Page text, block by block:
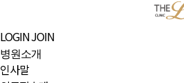
LOGINJOIN
병원소개
인사말